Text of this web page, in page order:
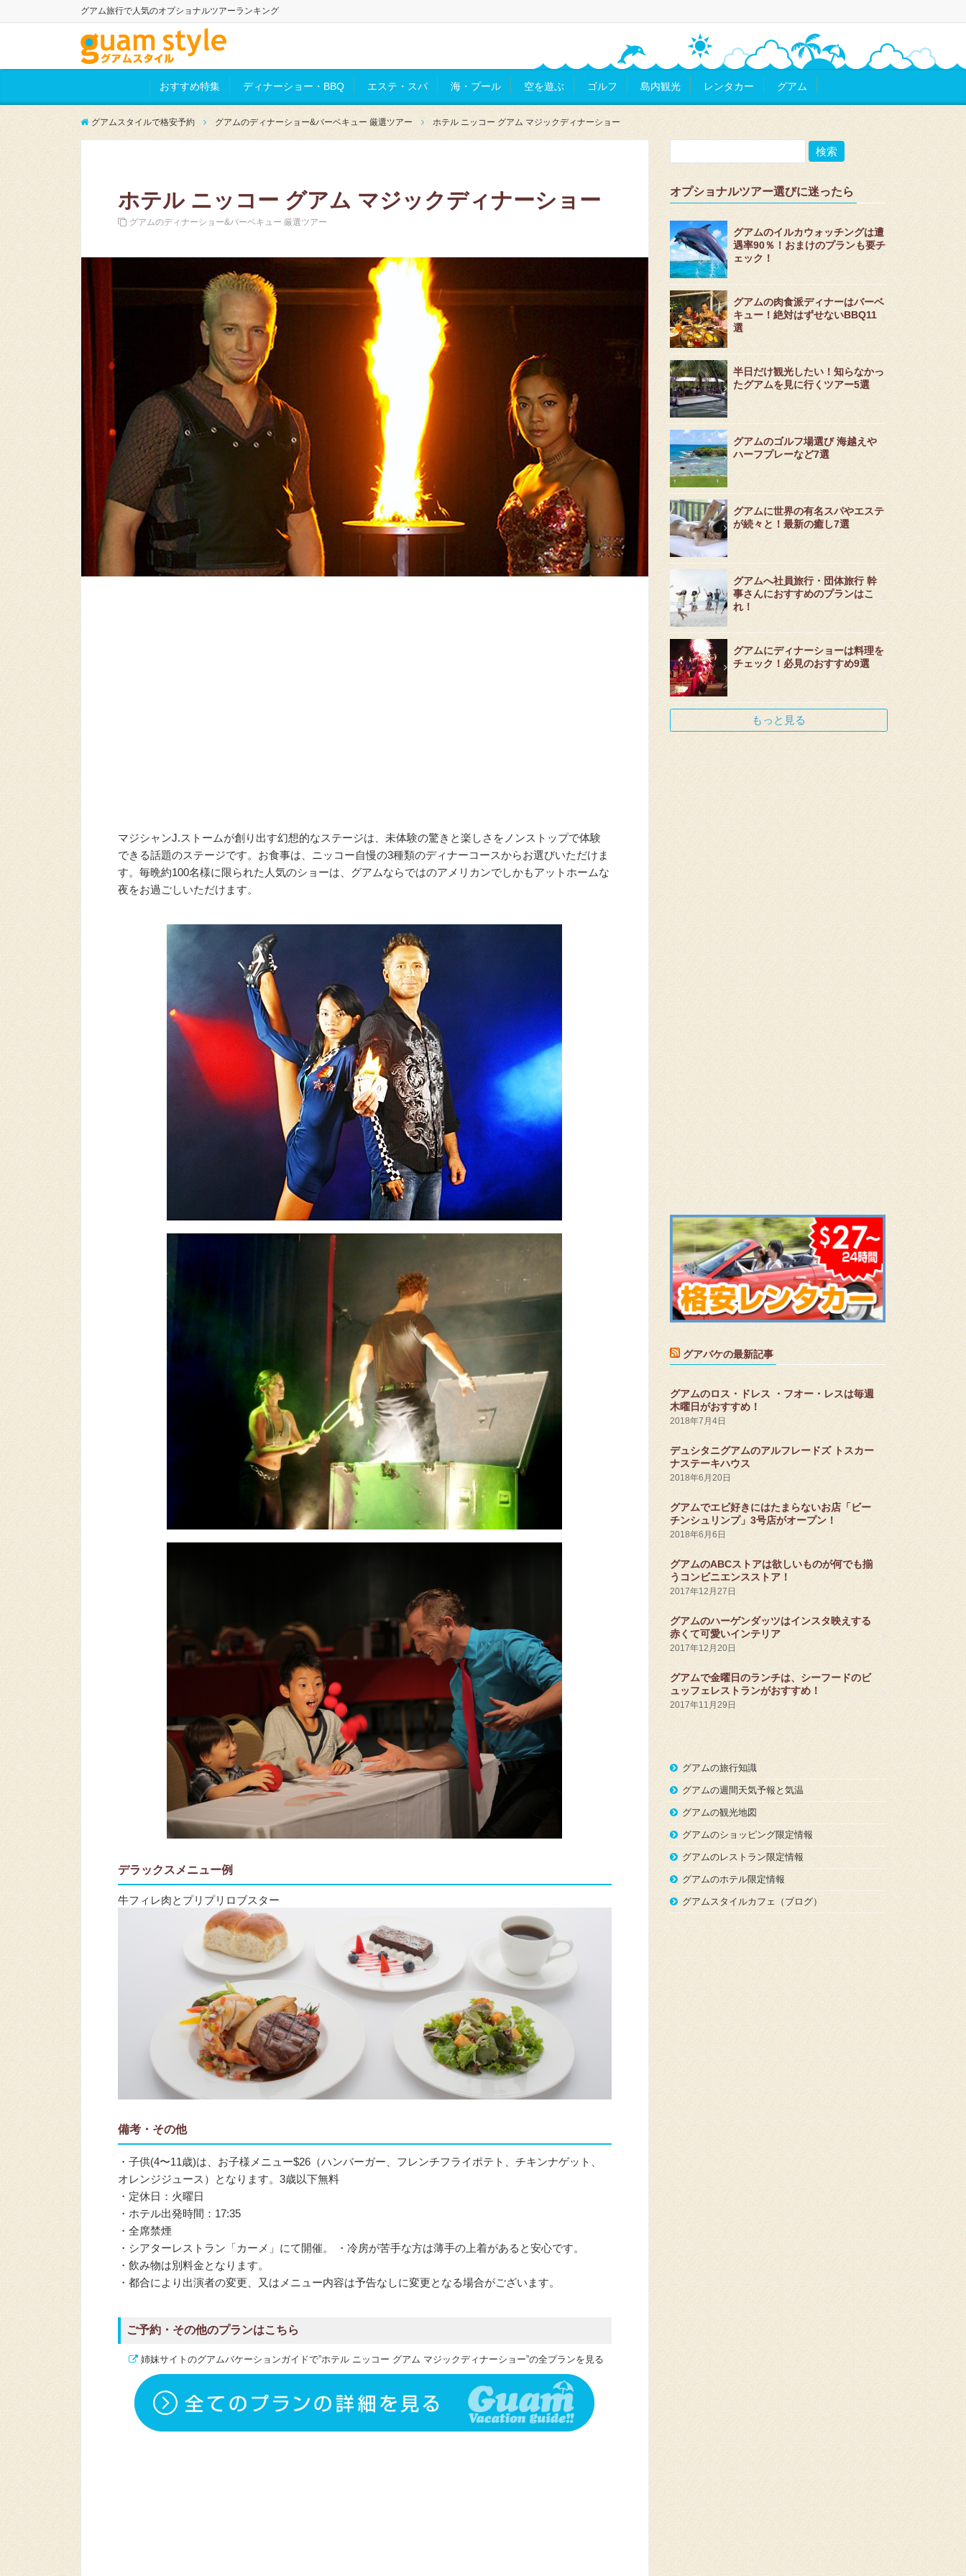
グアム旅行で人気のオプショナルツアーランキング
おすすめ特集 ディナーショー・BBQ エステ・スパ 海・プール 空を遊ぶ ゴルフ 島内観光 レンタカー グアム
グアムスタイルで格安予約 グアムのディナーショー&バーベキュー 厳選ツアー ホテル ニッコー グアム マジックディナーショー
ホテル ニッコー グアム マジックディナーショー
グアムのディナーショー&バーベキュー 厳選ツアー
マジシャンJ.ストームが創り出す幻想的なステージは、未体験の驚きと楽しさをノンストップで体験
できる話題のステージです。お食事は、ニッコー自慢の3種類のディナーコースからお選びいただけま
す。毎晩約100名様に限られた人気のショーは、グアムならではのアメリカンでしかもアットホームな
夜をお過ごしいただけます。
デラックスメニュー例
牛フィレ肉とプリプリロブスター
備考・その他
・子供(4〜11歳)は、お子様メニュー$26（ハンバーガー、フレンチフライポテト、チキンナゲット、
オレンジジュース）となります。3歳以下無料
・定休日：火曜日
・ホテル出発時間：17:35
・全席禁煙
・シアターレストラン「カーメ」にて開催。 ・冷房が苦手な方は薄手の上着があると安心です。
・飲み物は別料金となります。
・都合により出演者の変更、又はメニュー内容は予告なしに変更となる場合がございます。
ご予約・その他のプランはこちら
姉妹サイトのグアムバケーションガイドで”ホテル ニッコー グアム マジックディナーショー”の全プランを見る
オプショナルツアー選びに迷ったら
グアムのイルカウォッチングは遭
遇率90％！おまけのプランも要チ
ェック！
グアムの肉食派ディナーはバーベ
キュー！絶対はずせないBBQ11
選
半日だけ観光したい！知らなかっ
たグアムを見に行くツアー5選
グアムのゴルフ場選び 海越えや
ハーフプレーなど7選
グアムに世界の有名スパやエステ
が続々と！最新の癒し7選
グアムへ社員旅行・団体旅行 幹
事さんにおすすめのプランはこ
れ！
グアムにディナーショーは料理を
チェック！必見のおすすめ9選
もっと見る
グアバケの最新記事
グアムのロス・ドレス ・フオー・レスは毎週
木曜日がおすすめ！
2018年7月4日
デュシタニグアムのアルフレードズ トスカー
ナステーキハウス
2018年6月20日
グアムでエビ好きにはたまらないお店「ビー
チンシュリンプ」3号店がオープン！
2018年6月6日
グアムのABCストアは欲しいものが何でも揃
うコンビニエンスストア！
2017年12月27日
グアムのハーゲンダッツはインスタ映えする
赤くて可愛いインテリア
2017年12月20日
グアムで金曜日のランチは、シーフードのビ
ュッフェレストランがおすすめ！
2017年11月29日
グアムの旅行知識
グアムの週間天気予報と気温
グアムの観光地図
グアムのショッピング限定情報
グアムのレストラン限定情報
グアムのホテル限定情報
グアムスタイルカフェ（ブログ）